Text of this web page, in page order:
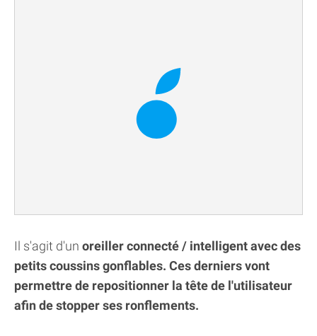
Il s'agit d'un oreiller connecté / intelligent avec des
petits coussins gonflables. Ces derniers vont
permettre de repositionner la tête de l'utilisateur
afin de stopper ses ronflements.